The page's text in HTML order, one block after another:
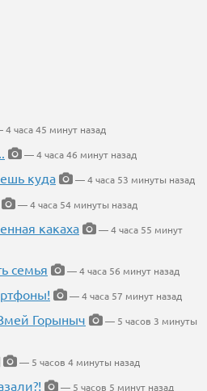
часа 45 минут назад
— 4 часа 46 минут назад
куда
— 4 часа 53 минуты назад
— 4 часа 54 минуты назад
какаха
— 4 часа 55 минут
семья
— 4 часа 56 минут назад
— 4 часа 57 минут назад
Горыныч
— 5 часов 3 минуты
— 5 часов 4 минуты назад
— 5 часов 5 минут назад